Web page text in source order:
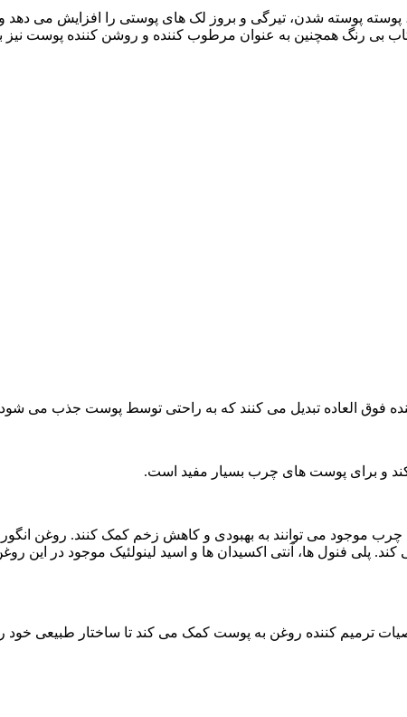
پوسته شدن، تیرگی و بروز لک های پوستی را افزایش می دهد و
بی رنگ همچنین به عنوان مرطوب کننده و روشن کننده پوست نیز
کند و برای پوست های چرب بسیار مفید است.
پلی فنول ها، آنتی اکسیدان ها و اسید لینولئیک موجود در این
ترمیم کننده روغن به پوست کمک می کند تا ساختار طبیعی